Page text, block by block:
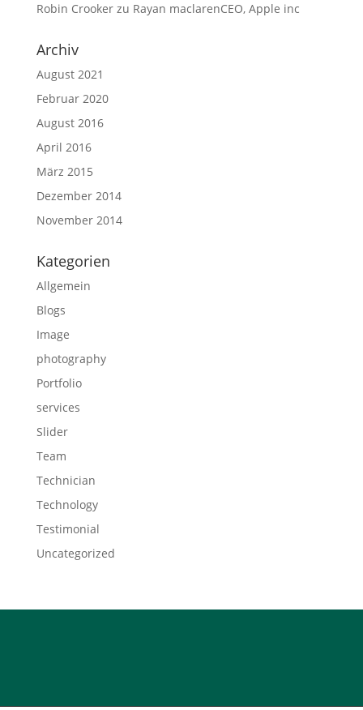
Robin Crookerzu Rayan maclarenCEO, Apple inc
Archiv
August 2021
Februar 2020
August 2016
April 2016
März 2015
Dezember 2014
November 2014
Kategorien
Allgemein
Blogs
Image
photography
Portfolio
services
Slider
Team
Technician
Technology
Testimonial
Uncategorized